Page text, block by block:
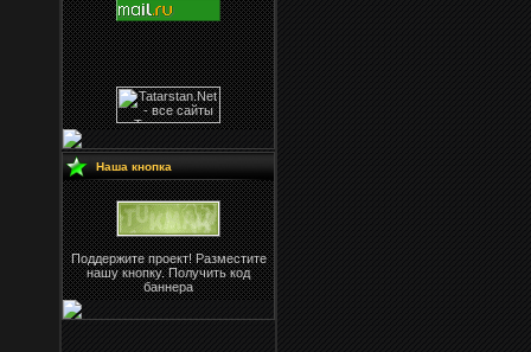
Наша кнопка
Поддержите проект! Разместите
нашу кнопку. Получить код
баннера